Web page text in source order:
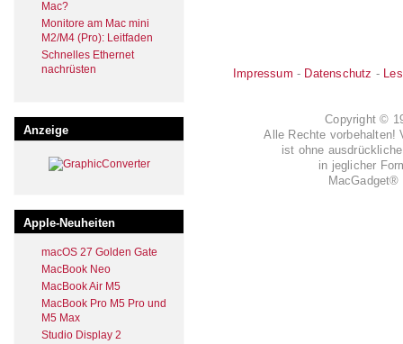
Mac?
Monitore am Mac mini
M2/M4 (Pro): Leitfaden
Schnelles Ethernet
nachrüsten
Anzeige
Apple-Neuheiten
macOS 27 Golden Gate
MacBook Neo
MacBook Air M5
MacBook Pro M5 Pro und
M5 Max
Studio Display 2
Impressum - Datenschutz -
Copyright ©
Alle Rechte vorbehalten!
ist ohne
in jeglicher
MacGadget®